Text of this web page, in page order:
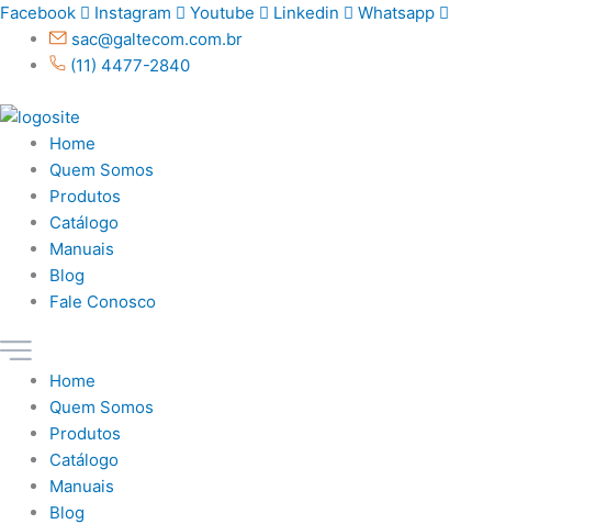
Ir
para
Facebook Instagram Youtube Linkedin
Whatsapp
sac@galtecom.com.br
(11) 4477-2840
Home
Quem Somos
Produtos
Catálogo
Manuais
Blog
Fale Conosco
Home
Quem Somos
Produtos
Catálogo
Manuais
Blog